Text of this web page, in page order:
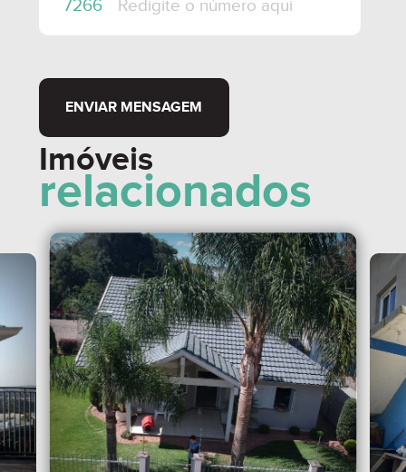
ENVIAR MENSAGEM
Imóveis
relacionados